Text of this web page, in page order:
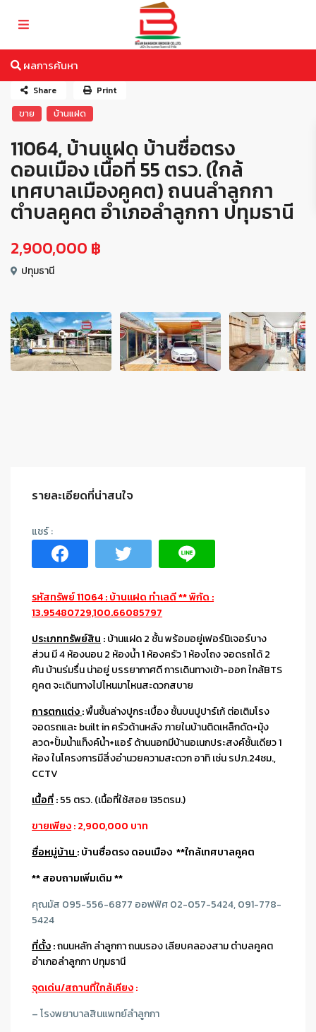
ผลการค้นหา
ขาย บ้านแฝด
11064, บ้านแฝด บ้านซื่อตรง
ดอนเมือง เนื้อที่ 55 ตรว. (ใกล้
เทศบาลเมืองคูคต) ถนนลำลูกกา
ตำบลคูคต อำเภอลำลูกกา ปทุมธานี
2,900,000 ฿
ปทุมธานี
Share Print
รายละเอียดที่น่าสนใจ
รหัสทรัพย์ 11064 : บ้านแฝด ทำเลดี ** พิกัด :
13.95480729,100.66085797
ประเภททรัพย์สิน :บ้านแฝด 2 ชั้น พร้อมอยู่เฟอร์นิเจอร์บาง
ส่วน มี 4 ห้องนอน 2 ห้องน้ำ 1 ห้องครัว 1 ห้องโถง จอดรถได้ 2
คัน บ้านร่มรื่น น่าอยู่ บรรยากาศดี การเดินทางเข้า-ออก ใกล้BTS
คูคต จะเดินทางไปไหนมาไหนสะดวกสบาย
การตกแต่ง:พื้นชั้นล่างปูกระเบื้อง ชั้นบนปูปาร์เก้ ต่อเติมโรง
จอดรถและ built in ครัวด้านหลัง ภายในบ้านติดเหล็กดัด+มุ้ง
ลวด+ปั้มน้ำแท็งค์น้ำ+แอร์ ด้านนอกมีบ้านอเนกประสงค์ชั้นเดียว 1
ห้อง ในโครงการมีสิ่งอำนวยความสะดวก อาทิ เช่น รปภ.24ชม.,
CCTV
เนื้อที่:55 ตรว. (เนื้อที่ใช้สอย 135ตรม.)
ขายเพียง: 2,900,000 บาท
ชื่อหมู่บ้าน : บ้านซื่อตรง ดอนเมือง **ใกล้เทศบาลคูคต
** สอบถามเพิ่มเติม **
คุณมัส 095-556-6877 ออฟฟิศ 02-057-5424, 091-778-
5424
ที่ตั้ง:ถนนหลัก ลำลูกกา ถนนรอง เลียบคลองสาม ตำบลคูคต
อำเภอลำลูกกา ปทุมธานี
จุดเด่น/สถานที่ใกล้เคียง:
– โรงพยาบาลสินแพทย์ลำลูกกา